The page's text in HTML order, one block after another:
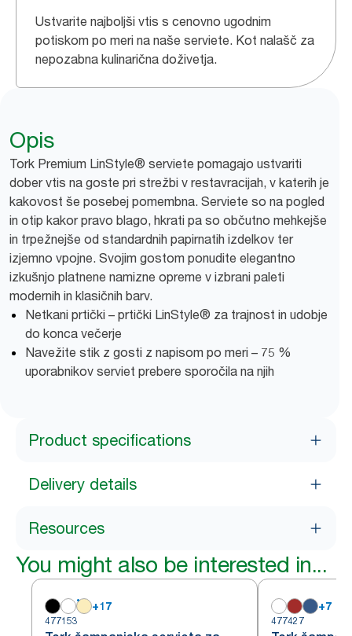
Ustvarite najboljši vtis s cenovno ugodnim
potiskom po meri na naše serviete. Kot nalašč za
nepozabna kulinarična doživetja.
Opis
Tork Premium LinStyle® serviete pomagajo ustvariti
dober vtis na goste pri strežbi v restavracijah, v katerih je
kakovost še posebej pomembna. Serviete so na pogled
in otip kakor pravo blago, hkrati pa so občutno mehkejše
in trpežnejše od standardnih papirnatih izdelkov ter
izjemno vpojne. Svojim gostom ponudite elegantno
izkušnjo platnene namizne opreme v izbrani paleti
modernih in klasičnih barv.
Netkani prtički – prtički LinStyle® za trajnost in udobje
do konca večerje
Navežite stik z gosti z napisom po meri – 75 %
uporabnikov serviet prebere sporočila na njih
Product specifications
Delivery details
Resources
You might also be interested in...
+17
477153
+7
477427